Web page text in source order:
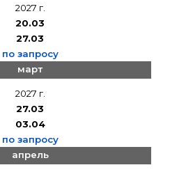
2027 г.
20.03
27.03
по запросу
март
2027 г.
27.03
03.04
по запросу
апрель